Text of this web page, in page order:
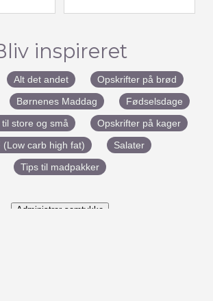
inspireret
Alt det andet
Opskrifter på brød
Børnenes Maddag
Fødselsdage
store og små
Opskrifter på kager
(Low carb high fat)
Salater
Tips til madpakker
Administrer samtykke